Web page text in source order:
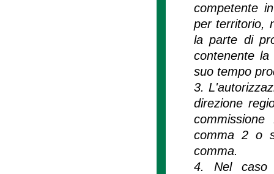
competente
per territorio,
la parte di
contenente la
suo tempo
3.
direzione
comma 2 o
comma.
4. Nel caso